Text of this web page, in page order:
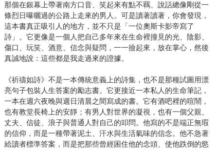
那個在銀幕上帶著南方口音、笑起來有點不羈、說話總像剛從一
條烈日曝曬過的公路上走來的男人。可是讀著讀著，你會發現，
這本書真正吸引人的地方，並不只是「一位奧斯卡影帝寫了
詩」。它更像是一個人把自己多年來在生命裡撞見的光、陰影、
傷口、玩笑、酒意、信念與疑問，一一撿起來，放在掌心，然後
真誠地說：這些都是我走過來的證據。
《祈禱如詩》不是一本傳統意義上的詩集，也不是那種試圖用漂
亮句子包裝人生答案的勵志書。它更接近一本私人的生命筆記，
一本在週六夜晚與週日清晨之間寫成的書。它有酒吧裡的喧鬧，
也有教堂長椅上的安靜；有男人對世界的凝視，也有一個父親、
丈夫、信徒、浪子與普通人對自己的叩問。他寫的不是端正無瑕
的信仰，而是一種帶著泥土、汗水與生活氣味的信念。他不急著
給讀者標準答案，而是把那些曾經困住他的念頭、使他跌倒的慾